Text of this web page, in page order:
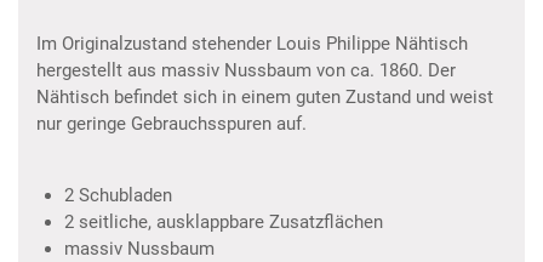
Im Originalzustand stehender Louis Philippe Nähtisch
hergestellt aus massiv Nussbaum von ca. 1860. Der
Nähtisch befindet sich in einem guten Zustand und weist
nur geringe Gebrauchsspuren auf.
2 Schubladen
2 seitliche, ausklappbare Zusatzflächen
massiv Nussbaum